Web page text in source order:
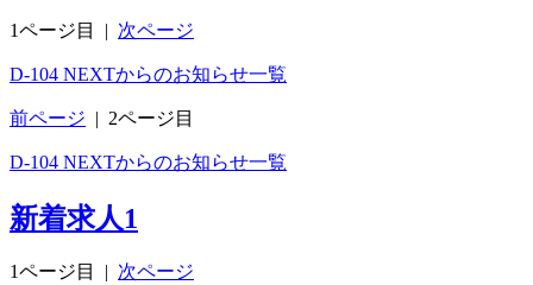
1ページ目 | 次ページ
D-104 NEXTからのお知らせ一覧
前ページ | 2ページ目
D-104 NEXTからのお知らせ一覧
新着求人1
1ページ目 次ページ